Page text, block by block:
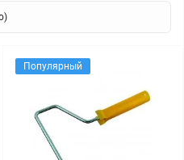
Популярный